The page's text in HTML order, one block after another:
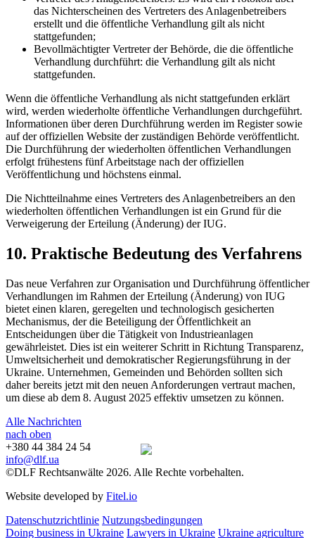
das Nichterscheinen des Vertreters des Anlagenbetreibers
erstellt und die öffentliche Verhandlung gilt als nicht
stattgefunden;
Bevollmächtigter Vertreter der Behörde, die die öffentliche
Verhandlung durchführt: die Verhandlung gilt als nicht
stattgefunden.
Wenn die öffentliche Verhandlung als nicht stattgefunden erklärt
wird, werden wiederholte öffentliche Verhandlungen durchgeführt.
Informationen über deren Durchführung werden im Register sowie
auf der offiziellen Website der zuständigen Behörde veröffentlicht.
Die Durchführung der wiederholten öffentlichen Verhandlungen
erfolgt frühestens fünf Arbeitstage nach der offiziellen
Veröffentlichung und höchstens einmal.
Die Nichtteilnahme eines Vertreters des Anlagenbetreibers an den
wiederholten öffentlichen Verhandlungen ist ein Grund für die
Verweigerung der Erteilung (Änderung) der IUG.
10. Praktische Bedeutung des Verfahrens
Das neue Verfahren zur Organisation und Durchführung öffentlicher
Verhandlungen im Rahmen der Erteilung (Änderung) von IUG
bietet einen klaren, geregelten und technologisch gesicherten
Mechanismus, der die Beteiligung der Öffentlichkeit an
Entscheidungen über die Tätigkeit von Industrieanlagen
gewährleistet. Dies ist ein weiterer Schritt in Richtung Transparenz,
Umweltsicherheit und demokratischer Regierungsführung in der
Ukraine. Unternehmen, Gemeinden und Behörden sollten sich
daher bereits jetzt mit den neuen Anforderungen vertraut machen,
um diese ab dem 8. August 2025 effektiv umsetzen zu können.
Alle Nachrichten
nach oben
+380 44 384 24 54
info@dlf.ua
©DLF Rechtsanwälte 2026. Alle Rechte vorbehalten.
Website developed by Fitel.io
Datenschutzrichtlinie Nutzungsbedingungen
Doing business in Ukraine Lawyers in Ukraine Ukraine agriculture